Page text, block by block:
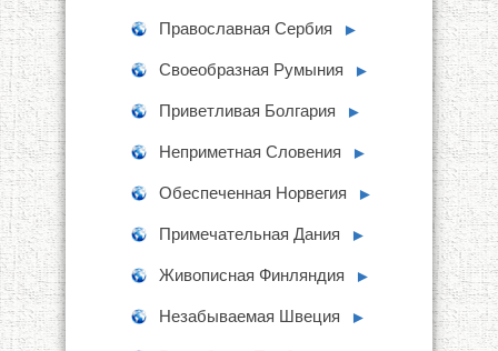
Православная Сербия ►
Своеобразная Румыния ►
Приветливая Болгария ►
Неприметная Словения ►
Обеспеченная Норвегия ►
Примечательная Дания ►
Живописная Финляндия ►
Незабываемая Швеция ►